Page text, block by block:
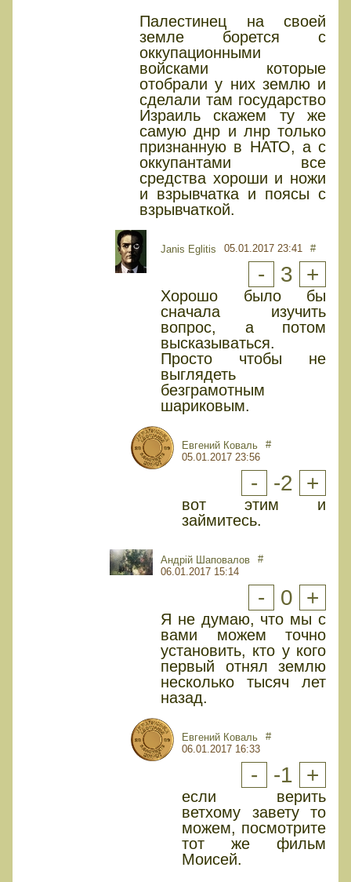
Палестинец на своей
земле борется с
оккупационными
войсками которые
отобрали у них землю и
сделали там государство
Израиль скажем ту же
самую днр и лнр только
признанную в НАТО, а с
оккупантами все
средства хороши и ножи
и взрывчатка и поясы с
взрывчаткой.
Janis Eglitis 05.01.2017 23:41 #
- 3 +
Хорошо было бы
сначала изучить
вопрос, а потом
высказываться.
Просто чтобы не
выглядеть
безграмотным
шариковым.
Евгений Коваль
05.01.2017 23:56
#
- -2 +
вот этим и
займитесь.
Андрій Шаповалов
06.01.2017 15:14
#
- 0 +
Я не думаю, что мы с
вами можем точно
установить, кто у кого
первый отнял землю
несколько тысяч лет
назад.
Евгений Коваль
06.01.2017 16:33
#
- -1 +
если верить
ветхому завету то
можем, посмотрите
тот же фильм
Моисей.